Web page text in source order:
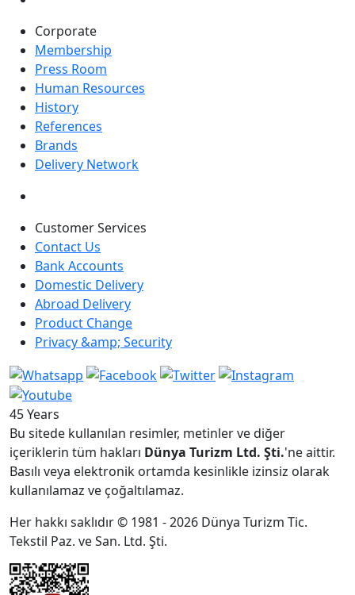
Corporate
Membership
Press Room
Human Resources
History
References
Brands
Delivery Network
Customer Services
Contact Us
Bank Accounts
Domestic Delivery
Abroad Delivery
Product Change
Privacy &amp; Security
45 Years
Bu sitede kullanılan resimler, metinler ve diğer
içeriklerin tüm hakları Dünya Turizm Ltd. Şti.'ne aittir.
Basılı veya elektronik ortamda kesinlikle izinsiz olarak
kullanılamaz ve çoğaltılamaz.
Her hakkı saklıdır © 1981 - 2026 Dünya Turizm Tic.
Tekstil Paz. ve San. Ltd. Şti.